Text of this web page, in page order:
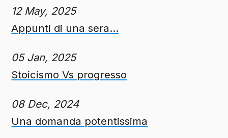
12 May, 2025
Appunti di una sera...
05 Jan, 2025
Stoicismo Vs progresso
08 Dec, 2024
Una domanda potentissima